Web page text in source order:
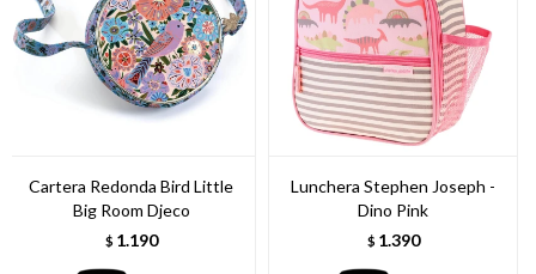
Cartera Redonda Bird Little
Big Room Djeco
$ 1.190
Lunchera Stephen Joseph -
Dino Pink
$ 1.390